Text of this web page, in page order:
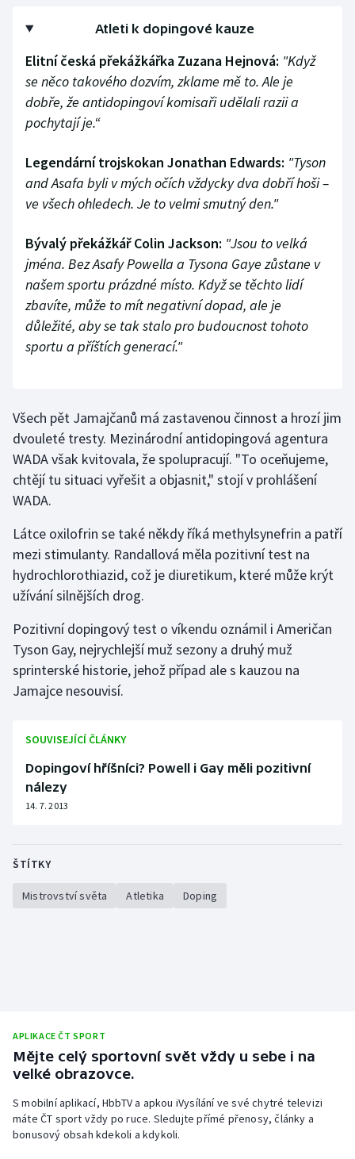
Atleti k dopingové kauze
Elitní česká překážkářka Zuzana Hejnová: "Když
se něco takového dozvím, zklame mě to. Ale je
dobře, že antidopingoví komisaři udělali razii a
pochytají je.“
Legendární trojskokan Jonathan Edwards: "Tyson
and Asafa byli v mých očích vždycky dva dobří hoši –
ve všech ohledech. Je to velmi smutný den."
Bývalý překážkář Colin Jackson: "Jsou to velká
jména. Bez Asafy Powella a Tysona Gaye zůstane v
našem sportu prázdné místo. Když se těchto lidí
zbavíte, může to mít negativní dopad, ale je
důležité, aby se tak stalo pro budoucnost tohoto
sportu a příštích generací."
Všech pět Jamajčanů má zastavenou činnost a hrozí jim
dvouleté tresty. Mezinárodní antidopingová agentura
WADA však kvitovala, že spolupracují. "To oceňujeme,
chtějí tu situaci vyřešit a objasnit," stojí v prohlášení
WADA.
Látce oxilofrin se také někdy říká methylsynefrin a patří
mezi stimulanty. Randallová měla pozitivní test na
hydrochlorothiazid, což je diuretikum, které může krýt
užívání silnějších drog.
Pozitivní dopingový test o víkendu oznámil i Američan
Tyson Gay, nejrychlejší muž sezony a druhý muž
sprinterské historie, jehož případ ale s kauzou na
Jamajce nesouvisí.
SOUVISEJÍCÍ ČLÁNKY
Dopingoví hříšníci? Powell i Gay měli pozitivní
nálezy
14. 7. 2013
ŠTÍTKY
Mistrovství světa Atletika Doping
APLIKACE ČT SPORT
Mějte celý sportovní svět vždy u sebe i na
velké obrazovce.
S mobilní aplikací, HbbTV a apkou iVysílání ve své chytré televizi
máte ČT sport vždy po ruce. Sledujte přímé přenosy, články a
bonusový obsah kdekoli a kdykoli.